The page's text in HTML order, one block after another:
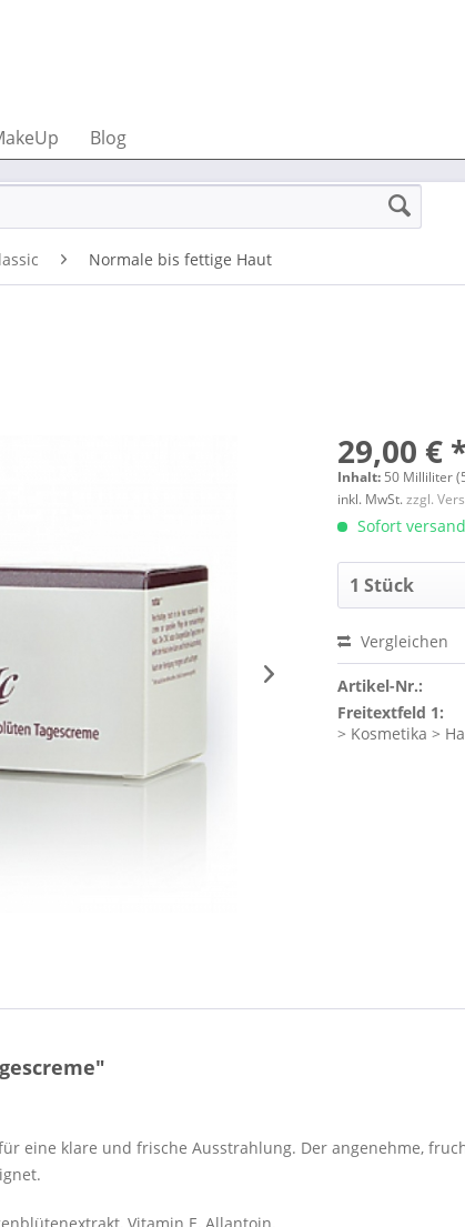
Blog
Normale bis fettige Haut
29,00 €
Inhalt: 50 Milliliter
inkl. MwSt.zzgl.
Sofort
Vergleichen
Artikel-Nr.:
Freitextfeld 1:
> Kosmetika >
eine klare und frische Ausstrahlung. Der angenehme,